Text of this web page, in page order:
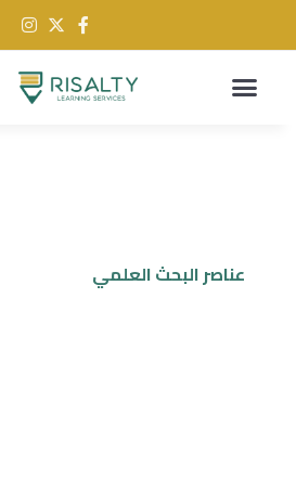
عناصر البحث العلمي